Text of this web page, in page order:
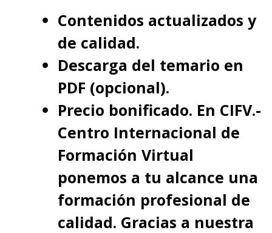
Contenidos actualizados y
de calidad.
Descarga del temario en
PDF (opcional).
Precio bonificado. En CIFV.-
Centro Internacional de
Formación Virtual
ponemos a tu alcance una
formación profesional de
calidad. Gracias a nuestra